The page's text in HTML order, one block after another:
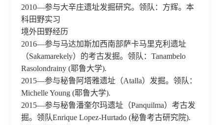
2010—参与大辛庄遗址发掘研究。领队：方辉。本
科田野实习
境外田野经历
2016—参与马达加斯加西南部萨卡马里克利遗址
（Sakamarekely）的考古发掘。领队：Tanambelo
Rasolondrainy (耶鲁大学).
2015—参与秘鲁阿塔雅遗址（Atalla）发掘。领队：
Michelle Young (耶鲁大学).
2015—参与秘鲁潘奎尔玛遗址（Panquilma）考古发
掘。领队Enrique Lopez-Hurtado (秘鲁考古研究院).